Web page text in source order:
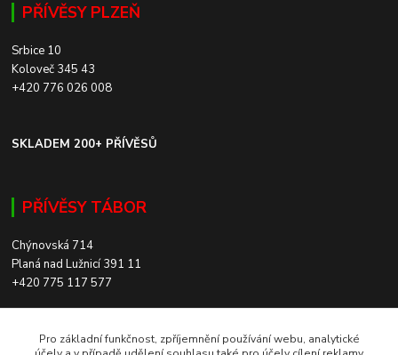
PŘÍVĚSY PLZEŇ
Srbice 10
Koloveč 345 43
+420 776 026 008
SKLADEM 200+ PŘÍVĚSŮ
PŘÍVĚSY TÁBOR
Chýnovská 714
Planá nad Lužnicí 391 11
+420 775 117 577
Pro základní funkčnost, zpříjemnění používání webu, analytické